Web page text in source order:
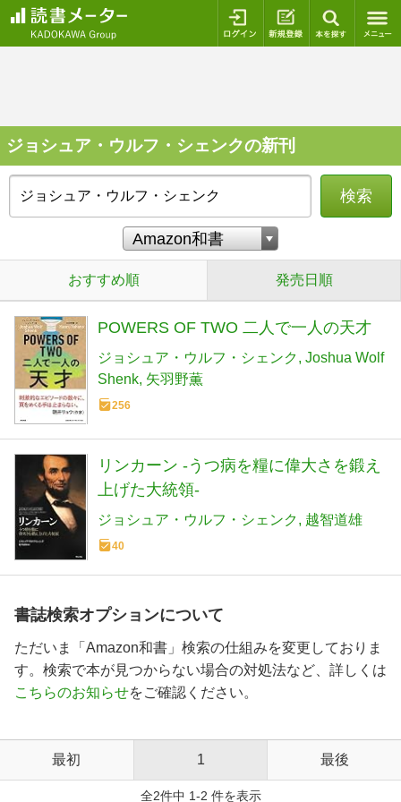
ログイン 新規登録
ジョシュア・ウルフ・シェンクの新刊
検索
おすすめ順 発売日順
POWERS OF TWO 二人で一人の天才
ジョシュア・ウルフ・シェンク Joshua Wolf
Shenk 矢羽野薫
256
リンカーン -うつ病を糧に偉大さを鍛え
上げた大統領-
ジョシュア・ウルフ・シェンク 越智道雄
40
書誌検索オプションについて
ただいま「Amazon和書」検索の仕組みを変更しておりま
す。検索で本が見つからない場合の対処法など、詳しくは
こちらのお知らせをご確認ください。
最初 1 最後
全2件中 1-2 件を表示